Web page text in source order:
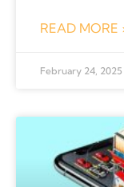
READ MORE
February 24, 2025